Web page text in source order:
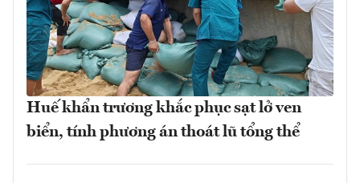
Huế khẩn trương khắc phục sạt lở ven
biển, tính phương án thoát lũ tổng thể